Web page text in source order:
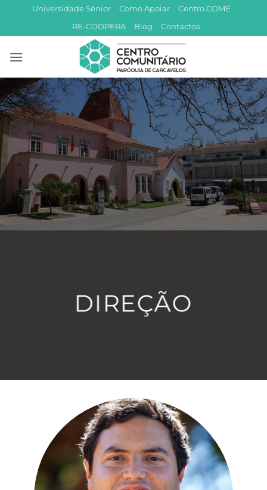
content
Universidade Sénior Como Apoiar
Centro.COME
RE-COOPERA
Blog Contactos
DIREÇÃO